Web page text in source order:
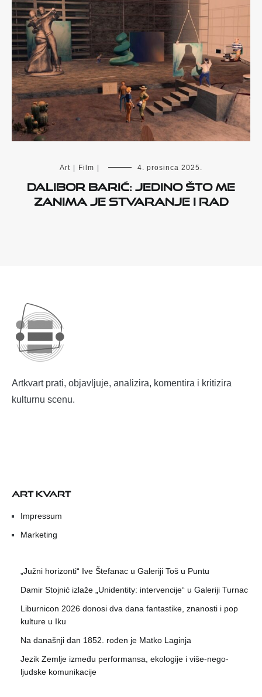
Art Film 4. prosinca 2025.
Dalibor Barić: Jedino što me
zanima je stvaranje i rad
Artkvart prati, objavljuje, analizira, komentira i kritizira
kulturnu scenu.
ART KVART
Impressum
Marketing
„Južni horizonti“ Ive Štefanac u Galeriji Toš u Puntu
Damir Stojnić izlaže „Unidentity: intervencije“ u Galeriji Turnac
Liburnicon 2026 donosi dva dana fantastike, znanosti i pop
kulture u Iku
Na današnji dan 1852. rođen je Matko Laginja
Jezik Zemlje između performansa, ekologije i više-nego-
ljudske komunikacije